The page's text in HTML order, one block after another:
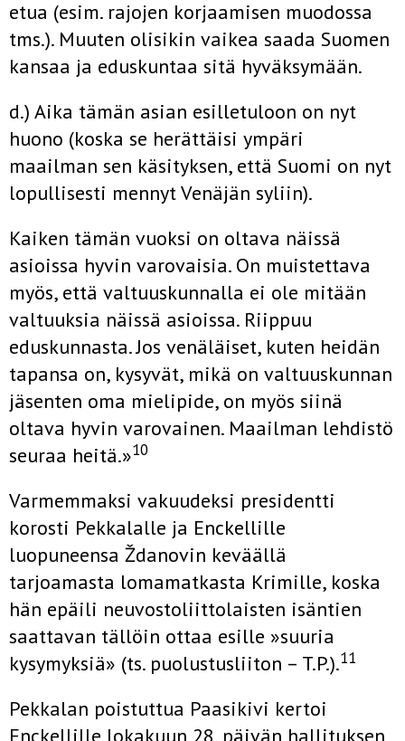
etua (esim. rajojen korjaamisen muodossa
tms.). Muuten olisikin vaikea saada Suomen
kansaa ja eduskuntaa sitä hyväksymään.
d.) Aika tämän asian esilletuloon on nyt
huono (koska se herättäisi ympäri
maailman sen käsityksen, että Suomi on nyt
lopullisesti mennyt Venäjän syliin).
Kaiken tämän vuoksi on oltava näissä
asioissa hyvin varovaisia. On muistettava
myös, että valtuuskunnalla ei ole mitään
valtuuksia näissä asioissa. Riippuu
eduskunnasta. Jos venäläiset, kuten heidän
tapansa on, kysyvät, mikä on valtuuskunnan
jäsenten oma mielipide, on myös siinä
oltava hyvin varovainen. Maailman lehdistö
seuraa heitä.»10
Varmemmaksi vakuudeksi presidentti
korosti Pekkalalle ja Enckellille
luopuneensa Ždanovin keväällä
tarjoamasta lomamatkasta Krimille, koska
hän epäili neuvostoliittolaisten isäntien
saattavan tällöin ottaa esille »suuria
kysymyksiä» (ts. puolustusliiton – T.P.).11
Pekkalan poistuttua Paasikivi kertoi
Enckellille lokakuun 28. päivän hallituksen